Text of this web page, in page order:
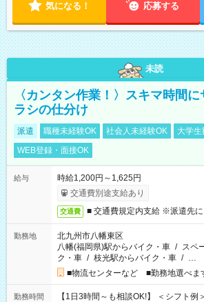
気になる！ 応募する
未読
〈カンタン作業！〉スキマ時間
ラシの仕分け
派遣 職種未経験OK 社会人未経験OK 大学生
WEB登録・面接OK
給与
時給1,200円～1,625円
交通費別途支給あり
交通費 ■ 交通費規定内支給 ※派遣先に
勤務地
北九州市八幡東区
八幡(福岡県)駅からバイク・車 / スペ
ク・車 / 枝光駅からバイク・車 / …
■物流センターなど ■勤務地選べま
勤務時間
【1日3時間～も相談OK!】 ＜シフト例＞ 9:00～12:00 10:00～